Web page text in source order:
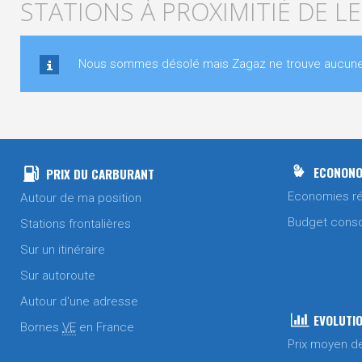
STATIONS À PROXIMITIÉ DE
Nous sommes désolé mais Zagaz ne trouve
PRIX DU CARBURANT
Autour de ma position
Stations frontalières
Sur un itinéraire
Sur autoroute
Autour d'une adresse
Bornes VE en France
Economies
Budget
Prix moyen